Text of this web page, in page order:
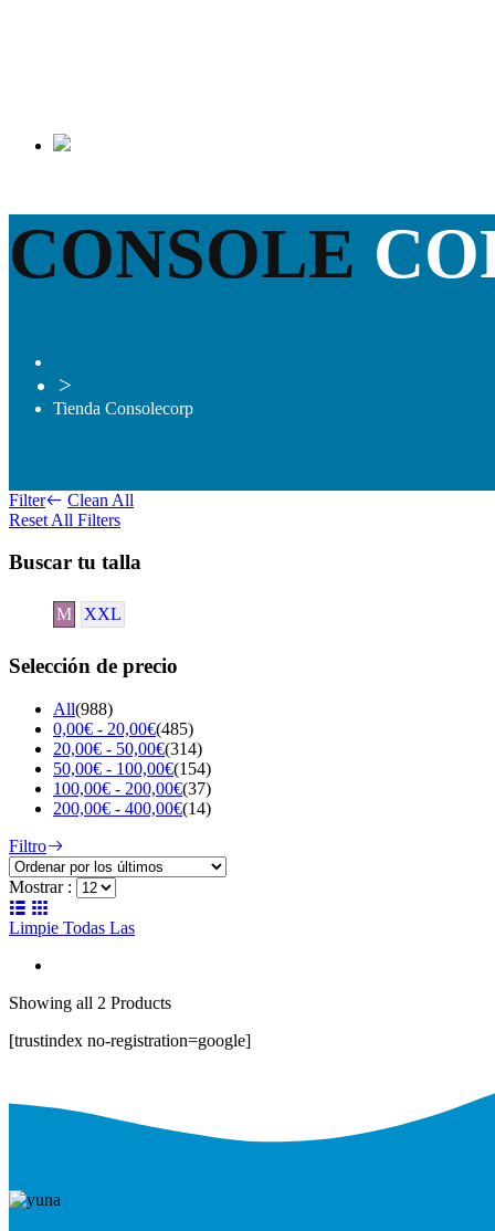
CONSOLE
>
Tienda Consolecorp
Filter
Clean All
Reset All Filters
Buscar tu talla
M XXL
Selección de precio
All(988)
0,00€ - 20,00€(485)
20,00€ - 50,00€(314)
50,00€ - 100,00€(154)
100,00€ - 200,00€(37)
200,00€ - 400,00€(14)
Filtro
Mostrar :
Limpie Todas Las
Showing all 2 ProductsOrdenado
los
[trustindex no-registration=google]